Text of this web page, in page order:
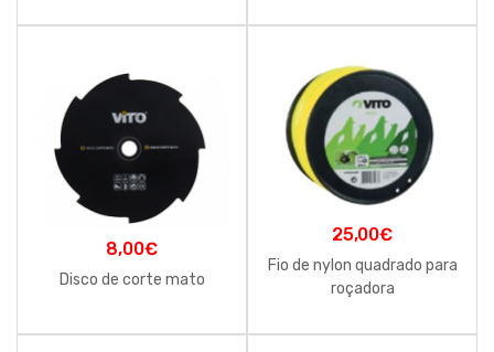
8,00€
Disco de corte mato
25,00€
Fio de nylon quadrado para
roçadora